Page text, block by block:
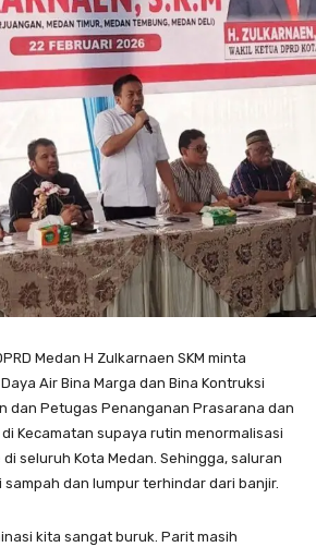
Medan H Zulkarnaen SKM minta
Air Bina Marga dan Bina Kontruksi
dan Petugas Penanganan Prasarana dan
di Kecamatan supaya rutin menormalisasi
seluruh Kota Medan. Sehingga, saluran
dan lumpur terhindar dari banjir.
kita sangat buruk. Parit masih